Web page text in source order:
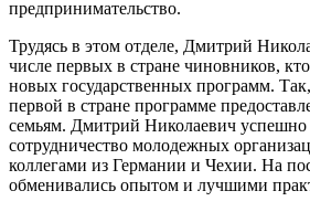
предпринимательство.
Трудясь в этом отделе, Дмитрий
числе первых в стране чиновников,
новых государственных программ. Так,
первой в стране программе
семьям. Дмитрий Николаевич успешно
сотрудничество молодежных
коллегами из Германии и Чехии. На
обменивались опытом и лучшими